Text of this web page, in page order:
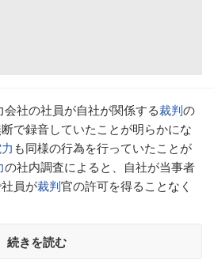
会社の社員が自社が関係する裁判の
で録音していたことが明らかにな
も同様の行為を行っていたことが
の社内調査によると、自社が当事者
員が裁判官の許可を得ることなく
続きを読む